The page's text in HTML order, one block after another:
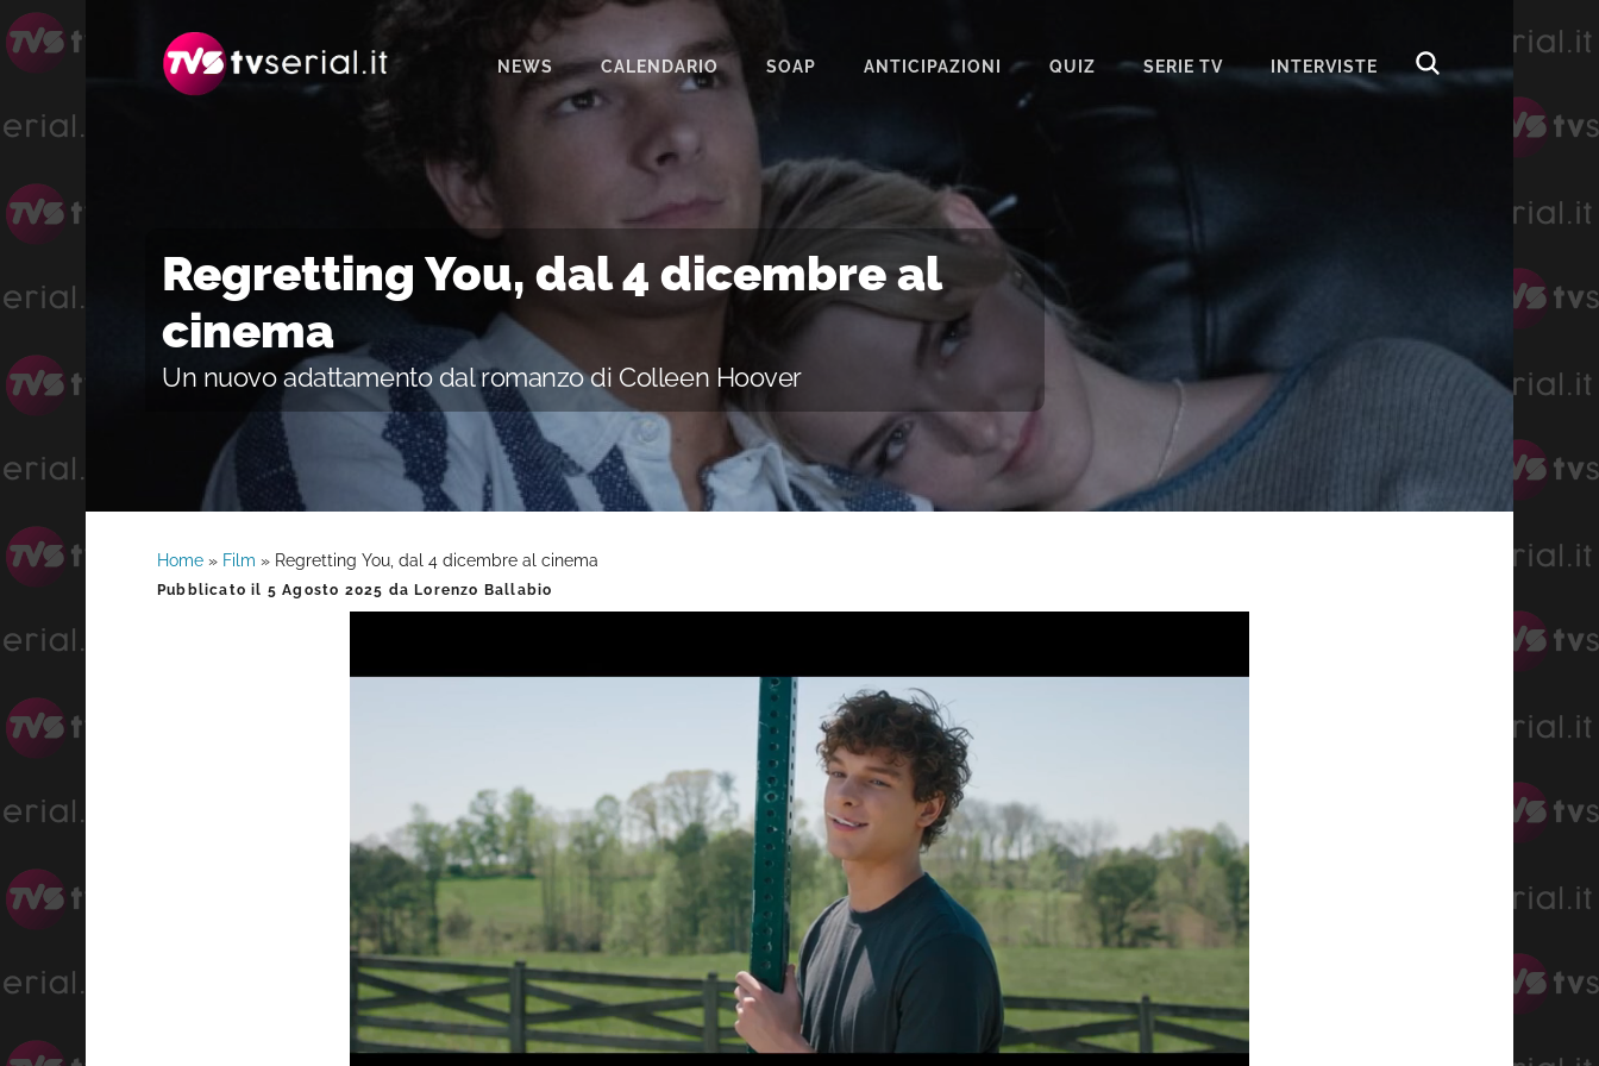
navigazione
contenuto
NEWS CALENDARIO SOAP
IL PARADISO DELLE SIGNORE
SEGRETI DI FAMIGLIA
UN POSTO AL SOLE
ANTICIPAZIONI QUIZ SERIE TV INTERVISTE
Regretting You, dal 4 dicembre al
cinema
Un nuovo adattamento dal romanzo di Colleen Hoover
Home » Film » Regretting You, dal 4 dicembre al cinema
Pubblicato il 5 Agosto 2025 da Lorenzo Ballabio
Barra